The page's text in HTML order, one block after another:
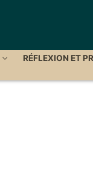
RÉFLEXION ET